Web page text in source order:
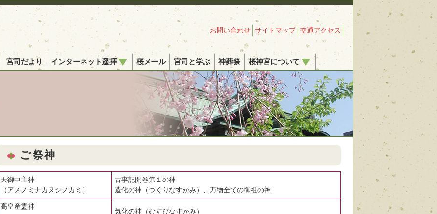
お問い合わせ サイトマップ 交通アクセス
宮司だより インターネット遥拝 桜メール 宮司と学ぶ 神葬祭 桜神宮について
ご祭神
天御中主神
（アメノミナカヌシノカミ）
古事記開巻第１の神
造化の神（つくりなすかみ）、万物全ての御祖の神
高皇産霊神
気化の神（むすびなすかみ）